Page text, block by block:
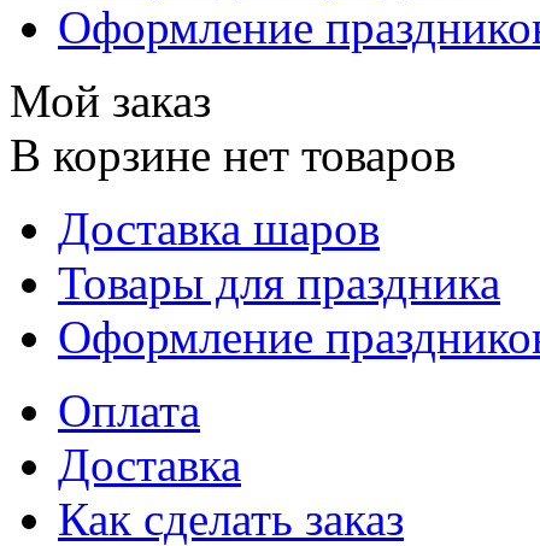
Оформление
Мой заказ
В корзине нет товаров
Доставка шаров
Товары для праздника
Оформление
Оплата
Доставка
Как сделать заказ